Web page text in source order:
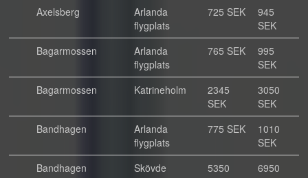
Axelsberg
Arlanda
flygplats
725 SEK
945
SEK
Bagarmossen
Arlanda
flygplats
765 SEK
995
SEK
Bagarmossen
Katrineholm
2345
SEK
3050
SEK
Bandhagen
Arlanda
flygplats
775 SEK
1010
SEK
Bandhagen
Skövde
5350
6950